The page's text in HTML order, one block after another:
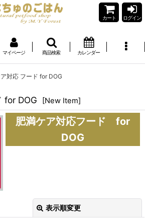
カート ログイン
マイページ 商品検索 カレンダー
対応 フード for DOG
for DOG [New Item]
肥満ケア対応フード for
DOG
表示順変更